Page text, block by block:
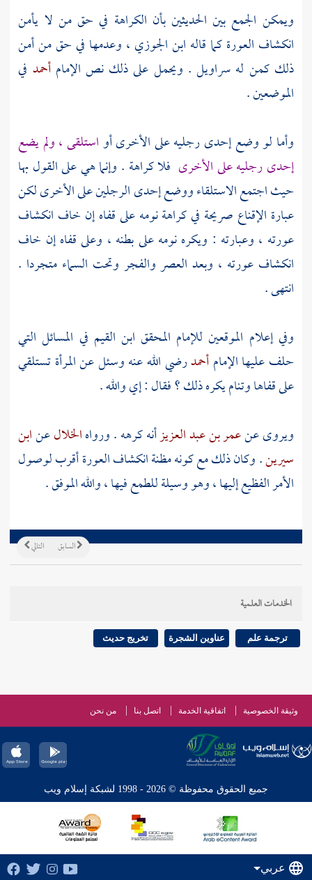
ويمكن الجمع بين الحديثين بأن الكراهة في حق من لا يأمن
انكشاف العورة كما قاله ابن الجوزي ، وعدمها في حق من أمن
ذلك كمن له سراويل . ويحمل على ذلك نص الإمامأحمد في
الموضعين .
وأما لو وضع إحدى رجليه على الأخرى أواستلقى ، ولم يضع
إحدى رجليه على الأخرى فلا كراهة . وإنما هي على القول بها
حيث اجتمع الاستلقاء ووضع إحدى الرجلين على الأخرى لكن
عبارة الإقناع صريحة في كراهة نومه على قفاه إن خاف انكشاف
عورته ، وعبارته : ويكره نومه على بطنه ، وعلى قفاه إن خاف
انكشاف عورته ، وبعد العصر والفجر وتحت السماء متجردا .
انتهى .
وفي إعلام الموقعين للإمام المحقق ابن القيم في المسائل التي
حلف عليها الإمامأحمدرضي الله عنه وسئل عن المرأة تستلقي
على قفاها وتنام يكره ذلك ؟ فقال : إي والله .
ويروى عنعمر بن عبد العزيزأنه كرهه . ورواهالخلالعنابن
سيرين. وكان ذلك مع كونه مظنة انكشاف العورة أقرب لوصول
الأمر الفظيع إليها ، وهو وسيلة للطمع فيها ، والله الموفق .
التالي السابق
الخدمات العلمية
ترجمة علم عناوين الشجرة تخريج حديث
وثيقة الخصوصية اتفاقية الخدمة اتصل بنا من نحن
جميع الحقوق محفوظة © 2026 - 1998 لشبكة إسلام ويب
عربي